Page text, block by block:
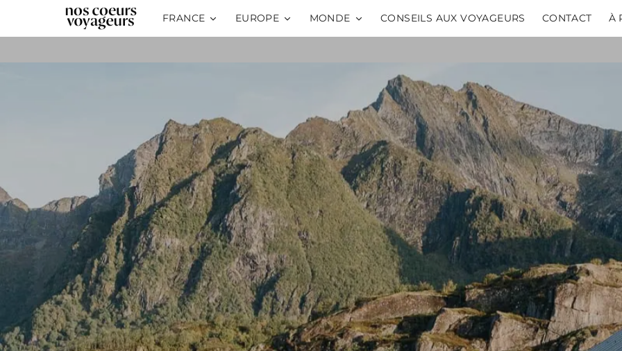
FRANCE EUROPE MONDE CONSEILS AUX VOYAGEURS CONTACT À